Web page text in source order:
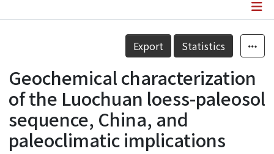
Statistics
Details
Export Statistics
Geochemical characterization
of the Luochuan loess-paleosol
sequence, China, and
paleoclimatic implications